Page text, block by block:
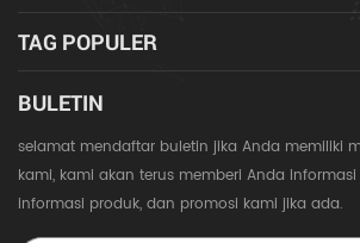
TAG POPULER
BULETIN
selamat mendaftar buletin jika Anda memiliki
kami, kami akan terus memberi Anda
informasi produk, dan promosi kami jika ada.